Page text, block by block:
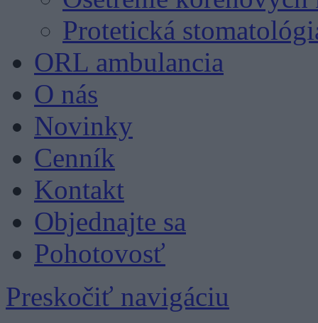
Protetická
ORL ambulancia
O nás
Novinky
Cenník
Kontakt
Objednajte sa
Pohotovosť
Preskočiť navigáciu